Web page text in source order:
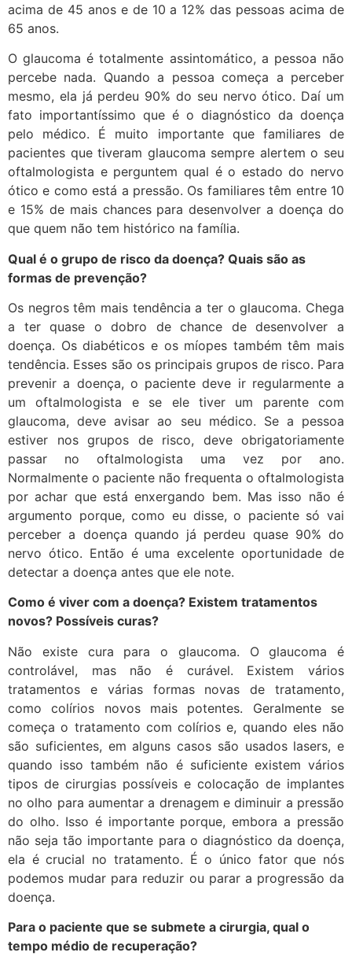
acima de 45 anos e de 10 a 12% das pessoas acima de
65 anos.
O glaucoma é totalmente assintomático, a pessoa não
percebe nada. Quando a pessoa começa a perceber
mesmo, ela já perdeu 90% do seu nervo ótico. Daí um
fato importantíssimo que é o diagnóstico da doença
pelo médico. É muito importante que familiares de
pacientes que tiveram glaucoma sempre alertem o seu
oftalmologista e perguntem qual é o estado do nervo
ótico e como está a pressão. Os familiares têm entre 10
e 15% de mais chances para desenvolver a doença do
que quem não tem histórico na família.
Qual é o grupo de risco da doença? Quais são as
formas de prevenção?
Os negros têm mais tendência a ter o glaucoma. Chega
a ter quase o dobro de chance de desenvolver a
doença. Os diabéticos e os míopes também têm mais
tendência. Esses são os principais grupos de risco. Para
prevenir a doença, o paciente deve ir regularmente a
um oftalmologista e se ele tiver um parente com
glaucoma, deve avisar ao seu médico. Se a pessoa
estiver nos grupos de risco, deve obrigatoriamente
passar no oftalmologista uma vez por ano.
Normalmente o paciente não frequenta o oftalmologista
por achar que está enxergando bem. Mas isso não é
argumento porque, como eu disse, o paciente só vai
perceber a doença quando já perdeu quase 90% do
nervo ótico. Então é uma excelente oportunidade de
detectar a doença antes que ele note.
Como é viver com a doença? Existem tratamentos
novos? Possíveis curas?
Não existe cura para o glaucoma. O glaucoma é
controlável, mas não é curável. Existem vários
tratamentos e várias formas novas de tratamento,
como colírios novos mais potentes. Geralmente se
começa o tratamento com colírios e, quando eles não
são suficientes, em alguns casos são usados lasers, e
quando isso também não é suficiente existem vários
tipos de cirurgias possíveis e colocação de implantes
no olho para aumentar a drenagem e diminuir a pressão
do olho. Isso é importante porque, embora a pressão
não seja tão importante para o diagnóstico da doença,
ela é crucial no tratamento. É o único fator que nós
podemos mudar para reduzir ou parar a progressão da
doença.
Para o paciente que se submete a cirurgia, qual o
tempo médio de recuperação?